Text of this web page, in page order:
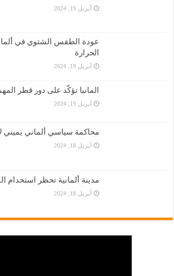
أبريل 19, 2024
عودة الطقس الشتوي في
الحرارة
أبريل 19, 2024
المانيا تؤكّد على دور قطر
أبريل 19, 2024
محاكمة سياسي ألماني يميني
أبريل 18, 2024
مدينة ألمانية تحظر استخدام
أبريل 18, 2024